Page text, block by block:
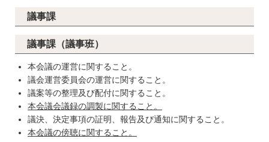
議事課
議事課（議事班）
本会議の運営に関すること。
議会運営委員会の運営に関すること。
議案等の整理及び配付に関すること。
本会議会議録の調製に関すること。
議決、決定事項の証明、報告及び通知に関すること。
本会議の傍聴に関すること。